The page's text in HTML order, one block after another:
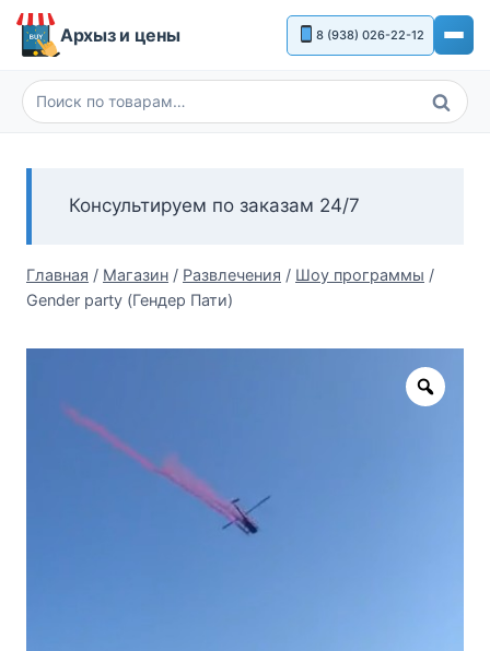
Перейти
Архыз и цены 8 (938) 026-22-12
Искать:
Поиск
Консультируем по заказам 24/7
Главная / Магазин / Развлечения / Шоу программы /
Gender party (Гендер Пати)
Zoom